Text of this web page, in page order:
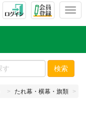
T
l
e
n
v
検索
たれ幕・横幕・旗類